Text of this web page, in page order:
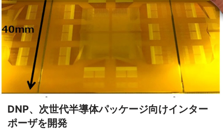
DNP、次世代半導体パッケージ向けインター
ポーザを開発